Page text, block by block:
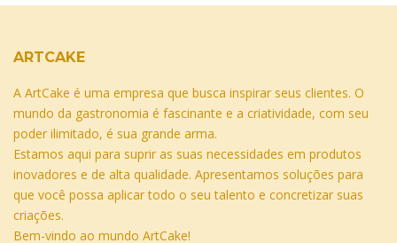
ARTCAKE
A ArtCake é uma empresa que busca inspirar seus clientes. O
mundo da gastronomia é fascinante e a criatividade, com seu
poder ilimitado, é sua grande arma.
Estamos aqui para suprir as suas necessidades em produtos
inovadores e de alta qualidade. Apresentamos soluções para
que você possa aplicar todo o seu talento e concretizar suas
criações.
Bem-vindo ao mundo ArtCake!